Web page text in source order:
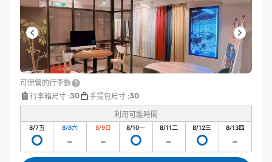
可保管的行李數
行李箱尺寸 :30 手提包尺寸 :30
利用可能時間
8/7五 8/8六 8/9日 8/10一 8/11二 8/12三 8/13四